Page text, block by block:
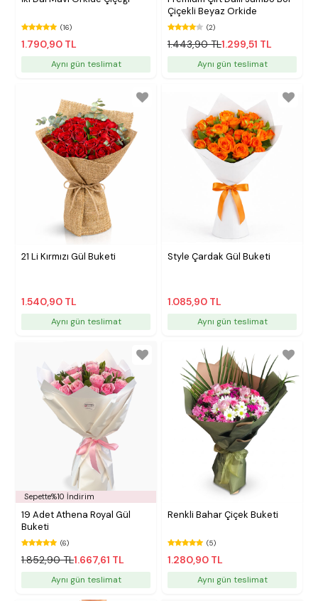
(16)
1.790,90 TL
Aynı gün teslimat
Çiçekli Beyaz Orkide
(2)
1.443,90 TL1.299,51 TL
Aynı gün teslimat
21 Li Kırmızı Gül Buketi
1.540,90 TL
Aynı gün teslimat
Style Çardak Gül Buketi
1.085,90 TL
Aynı gün teslimat
Sepette%10 İndirim
19 Adet Athena Royal Gül
Buketi
(6)
1.852,90 TL1.667,61 TL
Aynı gün teslimat
Renkli Bahar Çiçek Buketi
(5)
1.280,90 TL
Aynı gün teslimat